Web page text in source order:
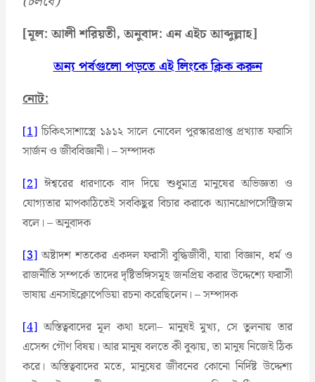
[মূল: আলী শরিয়তী, অনুবাদ: এন এইচ আব্দুল্লাহ]
অন্য পর্বগুলো পড়তে এই লিংকে ক্লিক করুন
নোট:
[1] চিকিৎসাশাস্ত্রে ১৯১২ সালে নোবেল পুরস্কারপ্রাপ্ত প্রখ্যাত ফরাসি
সার্জন ও জীববিজ্ঞানী। – সম্পাদক
[2] ঈশ্বরের ধারণাকে বাদ দিয়ে শুধুমাত্র মানুষের অভিজ্ঞতা ও
যোগ্যতার মাপকাঠিতেই সবকিছুর বিচার করাকে অ্যানথ্রোপসেন্ট্রিজম
বলে। – অনুবাদক
[3] অষ্টাদশ শতকের একদল ফরাসী বুদ্ধিজীবী, যারা বিজ্ঞান, ধর্ম ও
রাজনীতি সম্পর্কে তাদের দৃষ্টিভঙ্গিসমূহ জনপ্রিয় করার উদ্দেশ্যে ফরাসী
ভাষায় এনসাইক্লোপেডিয়া রচনা করেছিলেন। – সম্পাদক
[4] অস্তিত্ববাদের মূল কথা হলো– মানুষই মুখ্য, সে তুলনায় তার
এসেন্স গৌণ বিষয়। আর মানুষ বলতে কী বুঝায়, তা মানুষ নিজেই ঠিক
করে। অস্তিত্ববাদের মতে, মানুষের জীবনের কোনো নির্দিষ্ট উদ্দেশ্য